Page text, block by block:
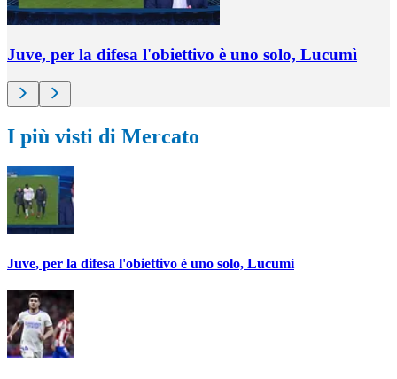
Juve, per la difesa l'obiettivo è uno solo, Lucumì
I più visti di Mercato
Juve, per la difesa l'obiettivo è uno solo, Lucumì